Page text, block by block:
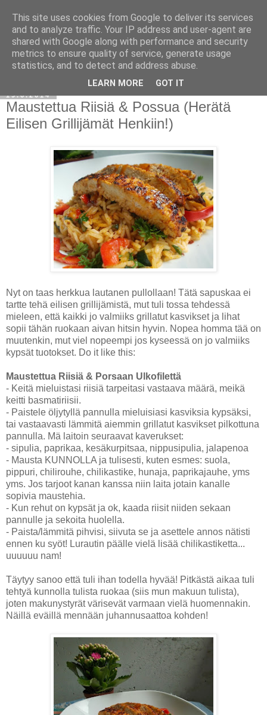
19.6.2014
Maustettua Riisiä & Possua (Herätä
Eilisen Grillijämät Henkiin!)
Nyt on taas herkkua lautanen pullollaan! Tätä sapuskaa ei
tartte tehä eilisen grillijämistä, mut tuli tossa tehdessä
mieleen, että kaikki jo valmiiks grillatut kasvikset ja lihat
sopii tähän ruokaan aivan hitsin hyvin. Nopea homma tää on
muutenkin, mut viel nopeempi jos kyseessä on jo valmiiks
kypsät tuotokset. Do it like this:
Maustettua Riisiä & Porsaan Ulkofilettä
- Keitä mieluistasi riisiä tarpeitasi vastaava määrä, meikä
keitti basmatiriisii.
- Paistele öljytyllä pannulla mieluisiasi kasviksia kypsäksi,
tai vastaavasti lämmitä aiemmin grillatut kasvikset pilkottuna
pannulla. Mä laitoin seuraavat kaverukset:
- sipulia, paprikaa, kesäkurpitsaa, nippusipulia, jalapenoa
- Mausta KUNNOLLA ja tulisesti, kuten esmes: suola,
pippuri, chilirouhe, chilikastike, hunaja, paprikajauhe, yms
yms. Jos tarjoot kanan kanssa niin laita jotain kanalle
sopivia maustehia.
- Kun rehut on kypsät ja ok, kaada riisit niiden sekaan
pannulle ja sekoita huolella.
- Paista/lämmitä pihvisi, siivuta se ja asettele annos nätisti
ennen ku syöt! Lurautin päälle vielä lisää chilikastiketta...
uuuuuu nam!
Täytyy sanoo että tuli ihan todella hyvää! Pitkästä aikaa tuli
tehtyä kunnolla tulista ruokaa (siis mun makuun tulista),
joten makunystyrät värisevät varmaan vielä huomennakin.
Näillä eväillä mennään juhannusaattoa kohden!
This site uses cookies from Google to deliver its services
and to analyze traffic. Your IP address and user-agent are
shared with Google along with performance and security
metrics to ensure quality of service, generate usage
statistics, and to detect and address abuse.
LEARN MORE GOT IT